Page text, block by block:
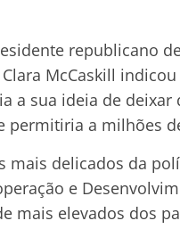
republicano
McCaskill
a sua ideia de
a milhões
delicados da
e
mais elevados dos